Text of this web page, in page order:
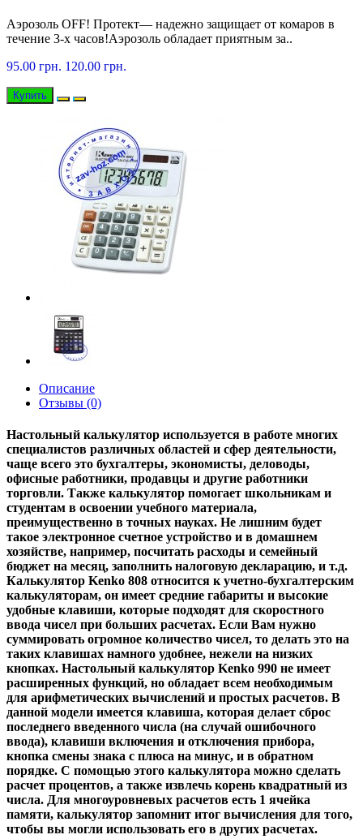
Аэрозоль OFF! Протект— надежно защищает от комаров в
течение 3-х часов!Аэрозоль обладает приятным за..
95.00 грн. 120.00 грн.
Купить
Описание
Отзывы (0)
Настольный калькулятор используется в работе многих
специалистов различных областей и сфер деятельности,
чаще всего это бухгалтеры, экономисты, деловоды,
офисные работники, продавцы и другие работники
торговли. Также калькулятор помогает школьникам и
студентам в освоении учебного материала,
преимущественно в точных науках. Не лишним будет
такое электронное счетное устройство и в домашнем
хозяйстве, например, посчитать расходы и семейный
бюджет на месяц, заполнить налоговую декларацию, и т.д.
Калькулятор Kenko 808 относится к учетно-бухгалтерским
калькуляторам, он имеет средние габариты и высокие
удобные клавиши, которые подходят для скоростного
ввода чисел при больших расчетах. Если Вам нужно
суммировать огромное количество чисел, то делать это на
таких клавишах намного удобнее, нежели на низких
кнопках. Настольный калькулятор Kenko 990 не имеет
расширенных функций, но обладает всем необходимым
для арифметических вычислений и простых расчетов. В
данной модели имеется клавиша, которая делает сброс
последнего введенного числа (на случай ошибочного
ввода), клавиши включения и отключения прибора,
кнопка смены знака с плюса на минус, и в обратном
порядке. С помощью этого калькулятора можно сделать
расчет процентов, а также извлечь корень квадратный из
числа. Для многоуровневых расчетов есть 1 ячейка
памяти, калькулятор запомнит итог вычисления для того,
чтобы вы могли использовать его в других расчетах.